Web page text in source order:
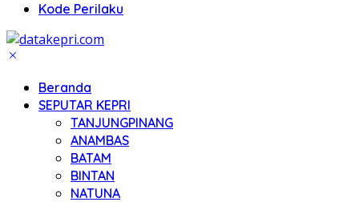
Kode Perilaku
Beranda
SEPUTAR KEPRI
TANJUNGPINANG
ANAMBAS
BATAM
BINTAN
NATUNA